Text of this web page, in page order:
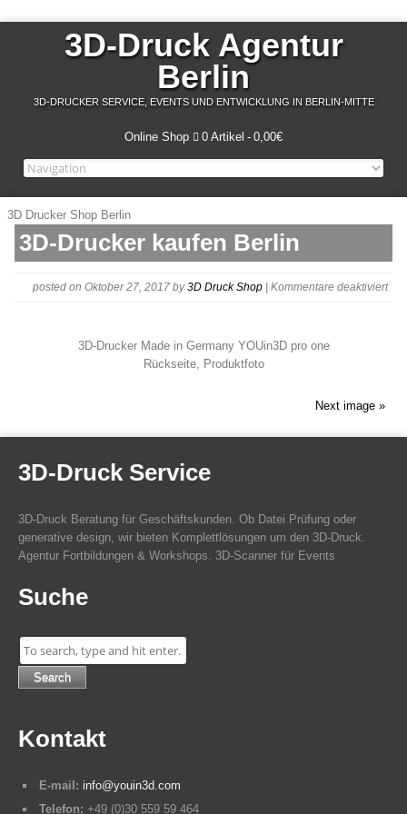
3D-Druck Agentur
Berlin
3D-DRUCKER SERVICE, EVENTS UND ENTWICKLUNG IN BERLIN-MITTE
Online Shop 0 Artikel 0,00€
3D Drucker Shop Berlin
3D-Drucker kaufen Berlin
posted on Oktober 27, 2017 by3D Druck Shop Kommentare deaktiviertfür
3D-Drucker Made in Germany YOUin3D pro one
Rückseite, Produktfoto
Next image »
3D-Druck Service
3D-Druck Beratung für Geschäftskunden. Ob Datei Prüfung oder
generative design, wir bieten Komplettlösungen um den 3D-Druck.
Agentur Fortbildungen & Workshops. 3D-Scanner für Events
Suche
Search
Kontakt
E-mail: info@youin3d.com
Telefon: +49 (0)30 559 59 464